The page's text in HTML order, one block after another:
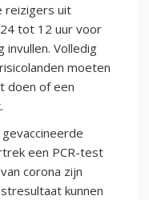
reizigers uit
tot 12 uur voor
Volledig
moeten
doen of een
een PCR-test
corona zijn
kunnen